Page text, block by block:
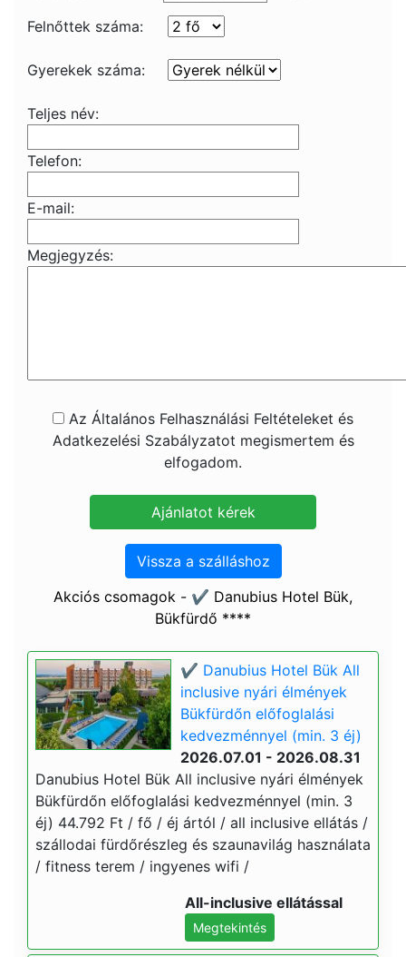
Felnőttek száma:
Gyerekek száma:
Teljes név:
Telefon:
E-mail:
Megjegyzés:
Az Általános Felhasználási Feltételeket és
Adatkezelési Szabályzatot megismertem és
elfogadom.
Vissza a szálláshoz
Akciós csomagok - ✔️ Danubius Hotel Bük,
Bükfürdő ****
✔️ Danubius Hotel Bük All
inclusive nyári élmények
Bükfürdőn előfoglalási
kedvezménnyel (min. 3 éj)
2026.07.01 - 2026.08.31
Danubius Hotel Bük All inclusive nyári élmények
Bükfürdőn előfoglalási kedvezménnyel (min. 3
éj) 44.792 Ft / fő / éj ártól / all inclusive ellátás /
szállodai fürdőrészleg és szaunavilág használata
/ fitness terem / ingyenes wifi /
All-inclusive ellátással
Megtekintés